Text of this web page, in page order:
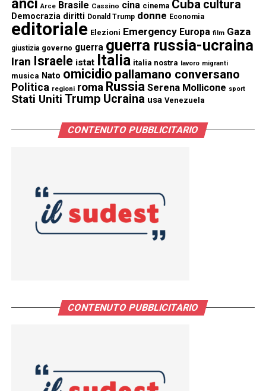
anci Arce Brasile Cassino cina cinema Cuba cultura
Democrazia diritti Donald Trump donne Economia
editoriale Elezioni Emergency Europa film Gaza
giustizia governo guerra guerra russia-ucraina
Iran Israele istat Italia italia nostra lavoro migranti
musica Nato omicidio pallamano conversano
Politica regioni roma Russia Serena Mollicone sport
Stati Uniti Trump Ucraina usa Venezuela
CONTENUTO PUBBLICITARIO
CONTENUTO PUBBLICITARIO